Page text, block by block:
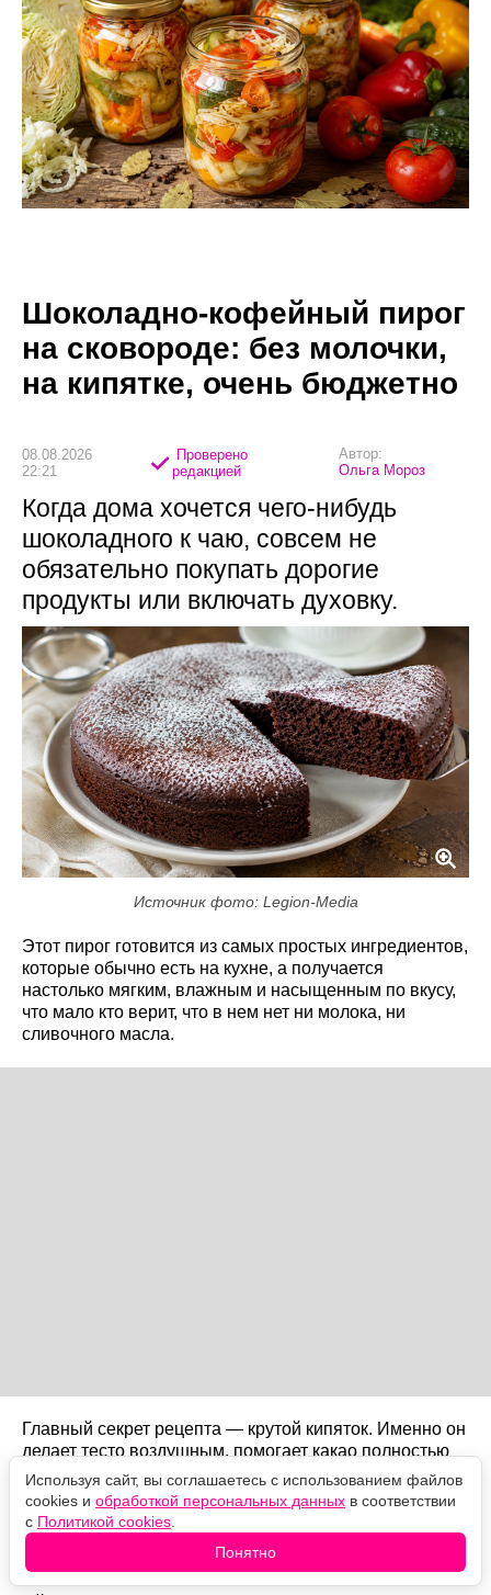
Шоколадно-кофейный пирог
на сковороде: без молочки,
на кипятке, очень бюджетно
08.08.2026
22:21
Проверено
редакцией
Автор:
Ольга Мороз
Когда дома хочется чего-нибудь
шоколадного к чаю, совсем не
обязательно покупать дорогие
продукты или включать духовку.
Источник фото: Legion-Media
Этот пирог готовится из самых простых ингредиентов,
которые обычно есть на кухне, а получается
настолько мягким, влажным и насыщенным по вкусу,
что мало кто верит, что в нем нет ни молока, ни
сливочного масла.
Главный секрет рецепта — крутой кипяток. Именно он
делает тесто воздушным, помогает какао полностью
раскрыть аромат и придает мякишу ту самую нежную
текстуру.
Для приготовления понадобится
Используя сайт, вы соглашаетесь с использованием файлов
cookies и обработкой персональных данных в соответствии
с Политикой cookies
Понятно